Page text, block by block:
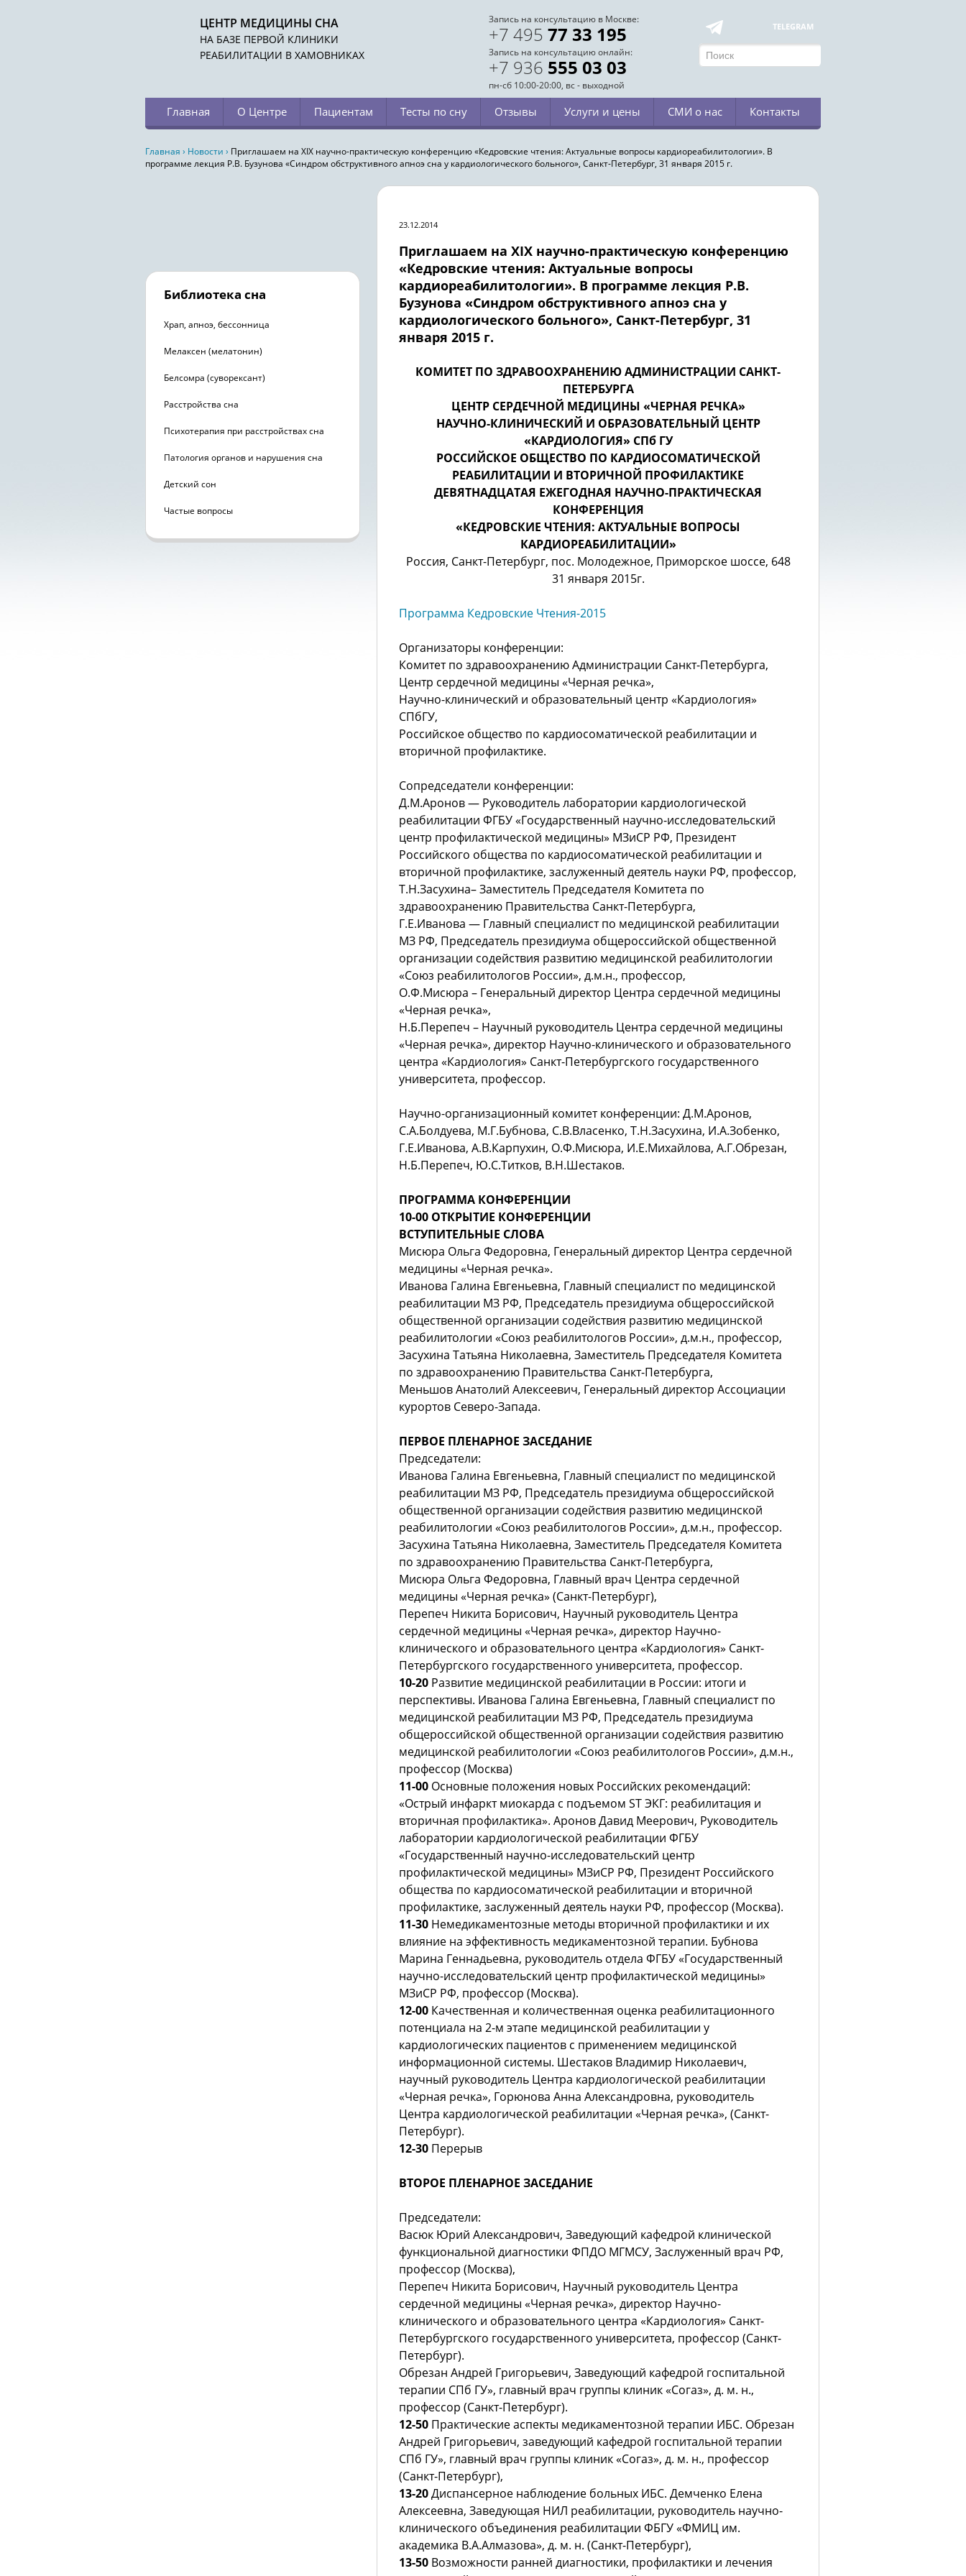
ЦЕНТР МЕДИЦИНЫ СНА
НА БАЗЕ ПЕРВОЙ КЛИНИКИ
РЕАБИЛИТАЦИИ В ХАМОВНИКАХ
Запись на консультацию в Москве:
+7 495 77 33 195
Запись на консультацию онлайн:
+7 936 555 03 03
пн-сб 10:00-20:00, вс - выходной
TELEGRAM
Главная О Центре Пациентам Тесты по сну Отзывы Услуги и цены СМИ о нас Контакты
Главная › Новости › Приглашаем на XIX научно-практическую конференцию «Кедровские чтения: Актуальные вопросы кардиореабилитологии». В
программе лекция Р.В. Бузунова «Синдром обструктивного апноэ сна у кардиологического больного», Санкт-Петербург, 31 января 2015 г.
23.12.2014
Приглашаем на XIX научно-практическую конференцию
«Кедровские чтения: Актуальные вопросы
кардиореабилитологии». В программе лекция Р.В.
Бузунова «Синдром обструктивного апноэ сна у
кардиологического больного», Санкт-Петербург, 31
января 2015 г.
КОМИТЕТ ПО ЗДРАВООХРАНЕНИЮ АДМИНИСТРАЦИИ САНКТ-
ПЕТЕРБУРГА
ЦЕНТР СЕРДЕЧНОЙ МЕДИЦИНЫ «ЧЕРНАЯ РЕЧКА»
НАУЧНО-КЛИНИЧЕСКИЙ И ОБРАЗОВАТЕЛЬНЫЙ ЦЕНТР
«КАРДИОЛОГИЯ» СПб ГУ
РОССИЙСКОЕ ОБЩЕСТВО ПО КАРДИОСОМАТИЧЕСКОЙ
РЕАБИЛИТАЦИИ И ВТОРИЧНОЙ ПРОФИЛАКТИКЕ
ДЕВЯТНАДЦАТАЯ ЕЖЕГОДНАЯ НАУЧНО-ПРАКТИЧЕСКАЯ
КОНФЕРЕНЦИЯ
«КЕДРОВСКИЕ ЧТЕНИЯ: АКТУАЛЬНЫЕ ВОПРОСЫ
КАРДИОРЕАБИЛИТАЦИИ»
Россия, Санкт-Петербург, пос. Молодежное, Приморское шоссе, 648
31 января 2015г.
Программа Кедровские Чтения-2015
Организаторы конференции:
Комитет по здравоохранению Администрации Санкт-Петербурга,
Центр сердечной медицины «Черная речка»,
Научно-клинический и образовательный центр «Кардиология»
СПбГУ,
Российское общество по кардиосоматической реабилитации и
вторичной профилактике.
Сопредседатели конференции:
Д.М.Аронов — Руководитель лаборатории кардиологической
реабилитации ФГБУ «Государственный научно-исследовательский
центр профилактической медицины» МЗиСР РФ, Президент
Российского общества по кардиосоматической реабилитации и
вторичной профилактике, заслуженный деятель науки РФ, профессор,
Т.Н.Засухина– Заместитель Председателя Комитета по
здравоохранению Правительства Санкт-Петербурга,
Г.Е.Иванова — Главный специалист по медицинской реабилитации
МЗ РФ, Председатель президиума общероссийской общественной
организации содействия развитию медицинской реабилитологии
«Союз реабилитологов России», д.м.н., профессор,
О.Ф.Мисюра – Генеральный директор Центра сердечной медицины
«Черная речка»,
Н.Б.Перепеч – Научный руководитель Центра сердечной медицины
«Черная речка», директор Научно-клинического и образовательного
центра «Кардиология» Санкт-Петербургского государственного
университета, профессор.
Научно-организационный комитет конференции: Д.М.Аронов,
С.А.Болдуева, М.Г.Бубнова, С.В.Власенко, Т.Н.Засухина, И.А.Зобенко,
Г.Е.Иванова, А.В.Карпухин, О.Ф.Мисюра, И.Е.Михайлова, А.Г.Обрезан,
Н.Б.Перепеч, Ю.С.Титков, В.Н.Шестаков.
ПРОГРАММА КОНФЕРЕНЦИИ
10-00 ОТКРЫТИЕ КОНФЕРЕНЦИИ
ВСТУПИТЕЛЬНЫЕ СЛОВА
Мисюра Ольга Федоровна, Генеральный директор Центра сердечной
медицины «Черная речка».
Иванова Галина Евгеньевна, Главный специалист по медицинской
реабилитации МЗ РФ, Председатель президиума общероссийской
общественной организации содействия развитию медицинской
реабилитологии «Союз реабилитологов России», д.м.н., профессор,
Засухина Татьяна Николаевна, Заместитель Председателя Комитета
по здравоохранению Правительства Санкт-Петербурга,
Меньшов Анатолий Алексеевич, Генеральный директор Ассоциации
курортов Северо-Запада.
ПЕРВОЕ ПЛЕНАРНОЕ ЗАСЕДАНИЕ
Председатели:
Иванова Галина Евгеньевна, Главный специалист по медицинской
реабилитации МЗ РФ, Председатель президиума общероссийской
общественной организации содействия развитию медицинской
реабилитологии «Союз реабилитологов России», д.м.н., профессор.
Засухина Татьяна Николаевна, Заместитель Председателя Комитета
по здравоохранению Правительства Санкт-Петербурга,
Мисюра Ольга Федоровна, Главный врач Центра сердечной
медицины «Черная речка» (Санкт-Петербург),
Перепеч Никита Борисович, Научный руководитель Центра
сердечной медицины «Черная речка», директор Научно-
клинического и образовательного центра «Кардиология» Санкт-
Петербургского государственного университета, профессор.
10-20 Развитие медицинской реабилитации в России: итоги и
перспективы. Иванова Галина Евгеньевна, Главный специалист по
медицинской реабилитации МЗ РФ, Председатель президиума
общероссийской общественной организации содействия развитию
медицинской реабилитологии «Союз реабилитологов России», д.м.н.,
профессор (Москва)
11-00 Основные положения новых Российских рекомендаций:
«Острый инфаркт миокарда с подъемом ST ЭКГ: реабилитация и
вторичная профилактика». Аронов Давид Меерович, Руководитель
лаборатории кардиологической реабилитации ФГБУ
«Государственный научно-исследовательский центр
профилактической медицины» МЗиСР РФ, Президент Российского
общества по кардиосоматической реабилитации и вторичной
профилактике, заслуженный деятель науки РФ, профессор (Москва).
11-30 Немедикаментозные методы вторичной профилактики и их
влияние на эффективность медикаментозной терапии. Бубнова
Марина Геннадьевна, руководитель отдела ФГБУ «Государственный
научно-исследовательский центр профилактической медицины»
МЗиСР РФ, профессор (Москва).
12-00 Качественная и количественная оценка реабилитационного
потенциала на 2-м этапе медицинской реабилитации у
кардиологических пациентов с применением медицинской
информационной системы. Шестаков Владимир Николаевич,
научный руководитель Центра кардиологической реабилитации
«Черная речка», Горюнова Анна Александровна, руководитель
Центра кардиологической реабилитации «Черная речка», (Санкт-
Петербург).
12-30 Перерыв
ВТОРОЕ ПЛЕНАРНОЕ ЗАСЕДАНИЕ
Председатели:
Васюк Юрий Александрович, Заведующий кафедрой клинической
функциональной диагностики ФПДО МГМСУ, Заслуженный врач РФ,
профессор (Москва),
Перепеч Никита Борисович, Научный руководитель Центра
сердечной медицины «Черная речка», директор Научно-
клинического и образовательного центра «Кардиология» Санкт-
Петербургского государственного университета, профессор (Санкт-
Петербург).
Обрезан Андрей Григорьевич, Заведующий кафедрой госпитальной
терапии СПб ГУ», главный врач группы клиник «Согаз», д. м. н.,
профессор (Санкт-Петербург).
12-50 Практические аспекты медикаментозной терапии ИБС. Обрезан
Андрей Григорьевич, заведующий кафедрой госпитальной терапии
СПб ГУ», главный врач группы клиник «Согаз», д. м. н., профессор
(Санкт-Петербург),
13-20Диспансерное наблюдение больных ИБС. Демченко Елена
Алексеевна, Заведующая НИЛ реабилитации, руководитель научно-
клинического объединения реабилитации ФБГУ «ФМИЦ им.
академика В.А.Алмазова», д. м. н. (Санкт-Петербург),
13-50 Возможности ранней диагностики, профилактики и лечения
Библиотека сна
Храп, апноэ, бессонница
Мелаксен (мелатонин)
Белсомра (суворексант)
Расстройства сна
Психотерапия при расстройствах сна
Патология органов и нарушения сна
Детский сон
Частые вопросы